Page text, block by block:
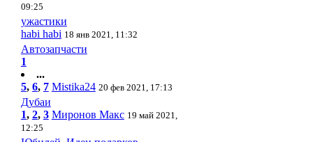
09:25
ужастики
habi habi 18 янв 2021, 11:32
Автозапчасти
1
...
5, 6, 7 Mistika24 20 фев 2021, 17:13
Дубаи
1, 2, 3 Миронов Макс 19 май 2021,
12:25